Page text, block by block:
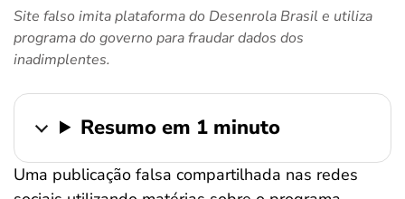
ferramentas
Site falso imita plataforma do Desenrola Brasil e utiliza
programa do governo para fraudar dados dos
inadimplentes.
Resumo em 1 minuto
Uma publicação falsa compartilhada nas redes